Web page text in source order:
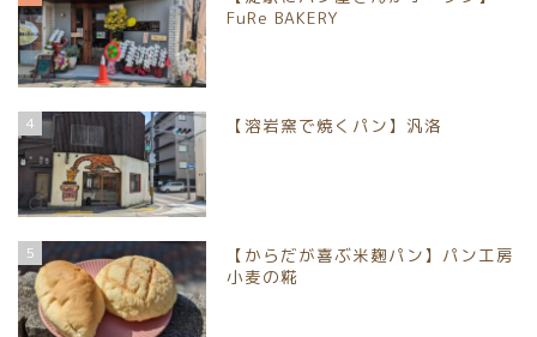
FuRe BAKERY
4 【溶岩窯で焼くパン】汎洛
5
【からだが喜ぶ米麹パン】パン工房
小麦の糀